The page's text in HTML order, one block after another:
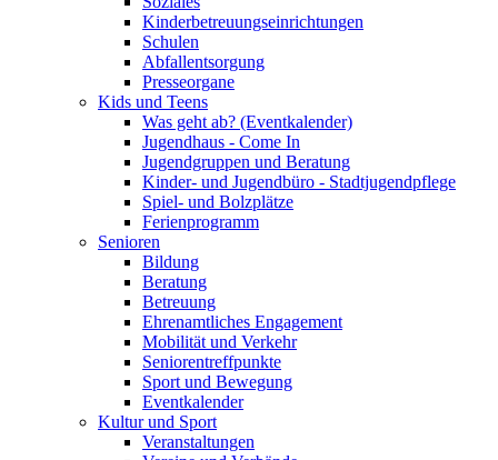
Kinderbetreuungseinrichtungen
Schulen
Abfallentsorgung
Presseorgane
Kids und Teens
Was geht ab? (Eventkalender)
Jugendhaus - Come In
Jugendgruppen und Beratung
Kinder- und Jugendbüro - Stadtjugendpflege
Spiel- und Bolzplätze
Ferienprogramm
Senioren
Bildung
Beratung
Betreuung
Ehrenamtliches Engagement
Mobilität und Verkehr
Seniorentreffpunkte
Sport und Bewegung
Eventkalender
Kultur und Sport
Veranstaltungen